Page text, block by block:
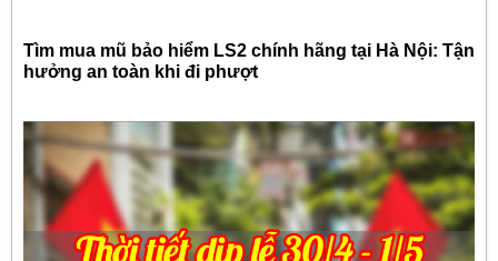
Tìm mua mũ bảo hiểm LS2 chính hãng tại Hà Nội: Tận
hưởng an toàn khi đi phượt